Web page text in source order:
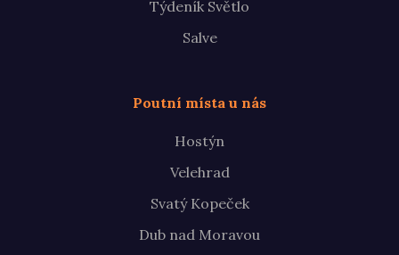
Týdeník Světlo
Salve
Poutní místa u nás
Hostýn
Velehrad
Svatý Kopeček
Dub nad Moravou